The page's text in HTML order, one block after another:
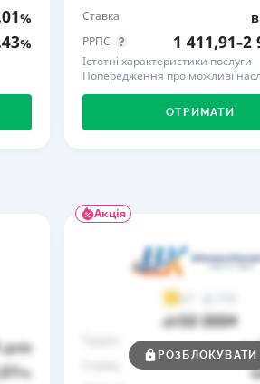
КАРТОК
ЩОМІСЯЧНИЙ ОГЛЯД
КЕШБЕКУ
ВСІ
%
%
Ставка
РРПС 1 411,91–2
Істотні характеристики послуги
Попередження про можливі
ОТРИМАТИ
днів
%
Акція
3,7
до50 000₴
до
РОЗБЛОКУВАТИ